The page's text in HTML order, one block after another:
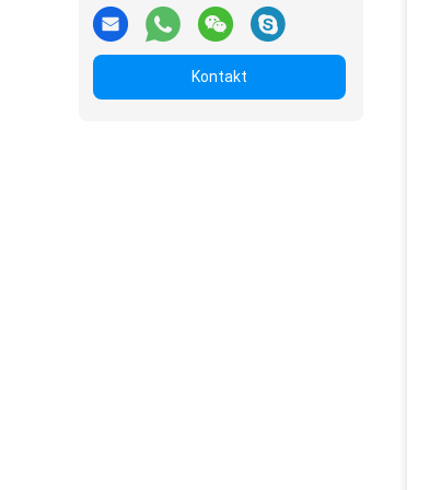
Kontakt